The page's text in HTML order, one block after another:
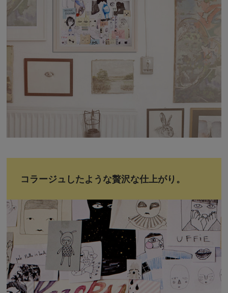
コラージュしたような贅沢な仕上がり。